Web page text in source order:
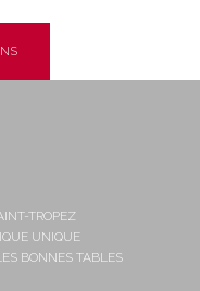
Ce
être
choisies
TROPEZ
UNIQUE
BONNES TABLES